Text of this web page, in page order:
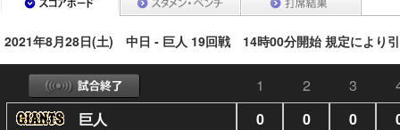
2021年8月28日(土) 中日 - 巨人 19回戦 14時00分開始 規定により
1 2 3
巨人
0 0 0